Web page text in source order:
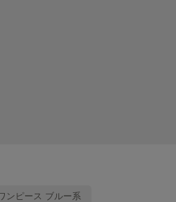
ンピース ブルー系